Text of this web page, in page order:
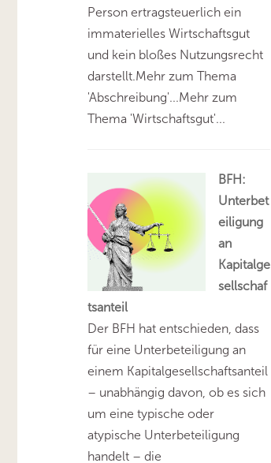
Person ertragsteuerlich ein
immaterielles Wirtschaftsgut
und kein bloßes Nutzungsrecht
darstellt.Mehr zum Thema
'Abschreibung'...Mehr zum
Thema 'Wirtschaftsgut'...
BFH:
Unterbet
eiligung
an
Kapitalge
sellschaf
tsanteil
Der BFH hat entschieden, dass
für eine Unterbeteiligung an
einem Kapitalgesellschaftsanteil
– unabhängig davon, ob es sich
um eine typische oder
atypische Unterbeteiligung
handelt – die